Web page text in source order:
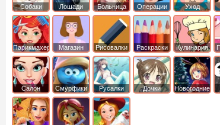
Собаки Лошади Больница Операции Уход
Парикмахер Магазин Рисовалки Раскраски Кулинария
Салон Смурфики Русалки Дочки Новогодние